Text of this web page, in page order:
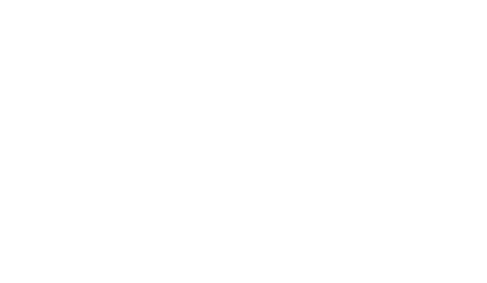
mer (St Michel en Grêve etc...).
au 06.98.13.13.56 immatriculée au RSAC de Draguignan sous
sont disponibles sur le site Géorisques : www.georisques.gouv.fr